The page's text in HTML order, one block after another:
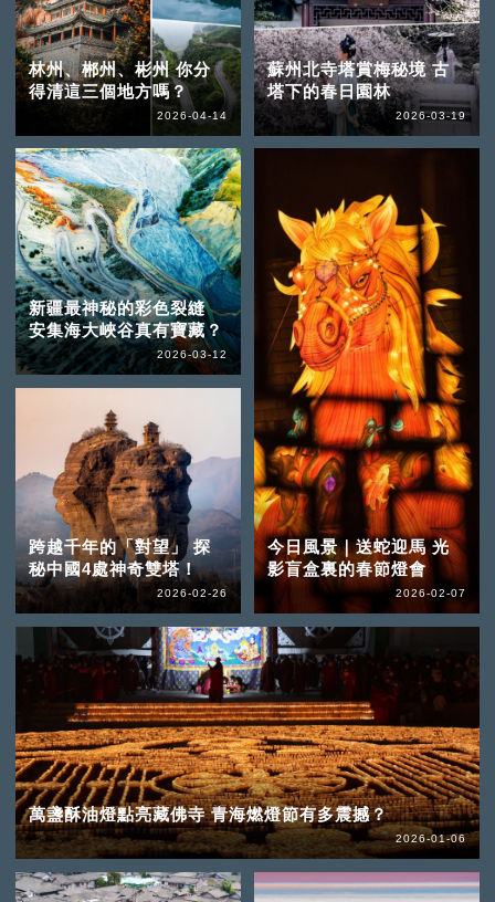
林州、郴州、彬州 你分
得清這三個地方嗎？
2026-04-14
蘇州北寺塔賞梅秘境 古
塔下的春日園林
2026-03-19
新疆最神秘的彩色裂縫
安集海大峽谷真有寶藏？
2026-03-12
跨越千年的「對望」 探
秘中國4處神奇雙塔！
2026-02-26
今日風景｜送蛇迎馬 光
影盲盒裏的春節燈會
2026-02-07
萬盞酥油燈點亮藏佛寺 青海燃燈節有多震撼？
2026-01-06